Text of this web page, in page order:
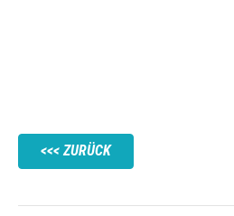
ZURÜCK